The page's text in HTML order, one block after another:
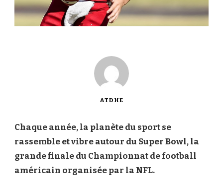
ATDHE
Chaque année, la planète du sport se
rassemble et vibre autour du Super Bowl, la
grande finale du Championnat de football
américain organisée par la NFL.